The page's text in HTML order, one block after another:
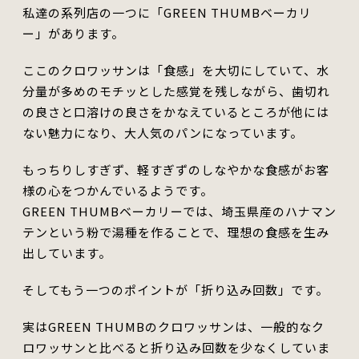
私達の系列店の一つに「GREEN THUMBベーカリ
ー」があります。
ここのクロワッサンは「食感」を大切にしていて、水
分量が多めのモチッとした感覚を残しながら、歯切れ
の良さと口溶けの良さをかなえている ところが他には
ない魅力になり、大人気のパンになっています。
もっちりしすぎず、軽すぎずのしなやかな食感がお客
様の心をつかんでいるようです。
GREEN THUMBベーカリーでは、埼玉県産のハナマン
テンという粉で湯種を作ることで、理想の食感を生み
出しています。
そしてもう一つのポイントが「折り込み回数」です。
実はGREEN THUMBのクロワッサンは、一般的なク
ロワッサンと比べると折り込み回数を少なくしていま